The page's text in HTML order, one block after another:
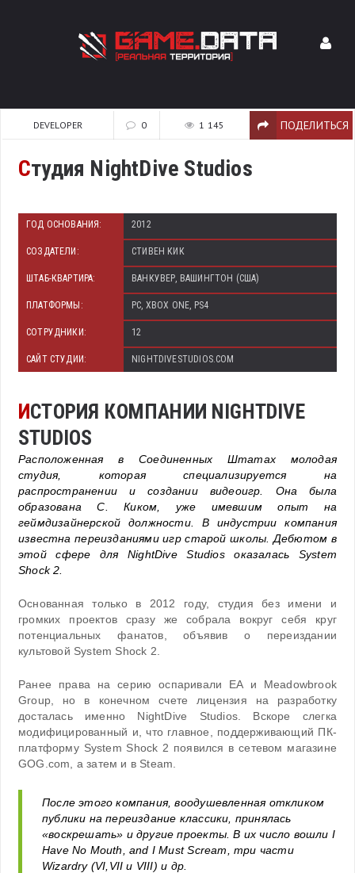
DEVELOPER 0 1 145 ПОДЕЛИТЬСЯ
Студия NightDive Studios
ГОД ОСНОВАНИЯ: 2012
СОЗДАТЕЛИ: СТИВЕН КИК
ШТАБ-КВАРТИРА: ВАНКУВЕР, ВАШИНГТОН (США)
ПЛАТФОРМЫ: PC, XBOX ONE, PS4
СОТРУДНИКИ: 12
САЙТ СТУДИИ: NIGHTDIVESTUDIOS.COM
ИСТОРИЯ КОМПАНИИ NIGHTDIVE
STUDIOS
Расположенная в Соединенных Штатах молодая
студия, которая специализируется на
распространении и создании видеоигр. Она была
образована С. Киком, уже имевшим опыт на
геймдизайнерской должности. В индустрии компания
известна переизданиями игр старой школы. Дебютом в
этой сфере для NightDive Studios оказалась System
Shock 2.
Основанная только в 2012 году, студия без имени и
громких проектов сразу же собрала вокруг себя круг
потенциальных фанатов, объявив о переиздании
культовой System Shock 2.
Ранее права на серию оспаривали EA и Meadowbrook
Group, но в конечном счете лицензия на разработку
досталась именно NightDive Studios. Вскоре слегка
модифицированный и, что главное, поддерживающий ПК-
платформу System Shock 2 появился в сетевом магазине
GOG.com, а затем и в Steam.
После этого компания, воодушевленная откликом
публики на переиздание классики, принялась
«воскрешать» и другие проекты. В их число вошли I
Have No Mouth, and I Must Scream, три части
Wizardry (VI,VII и VIII) и др.